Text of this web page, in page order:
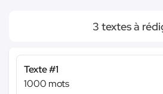
3 textes à
Texte #1
1000 mots